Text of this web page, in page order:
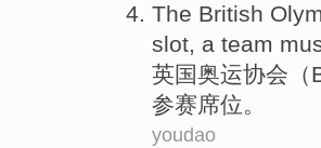
The British
slot, a team
英国奥运协会 （
参赛席位。
youdao